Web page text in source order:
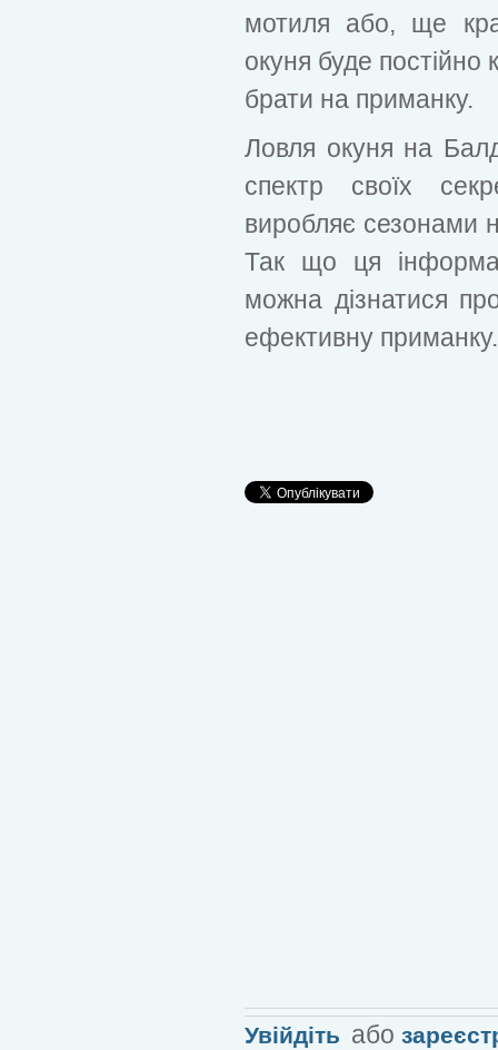
мотиля або, ще
окуня буде постійно
брати на приманку.
Ловля окуня на
спектр своїх
виробляє сезонами
Так що ця
можна дізнатися
ефективну
Увійдіть або